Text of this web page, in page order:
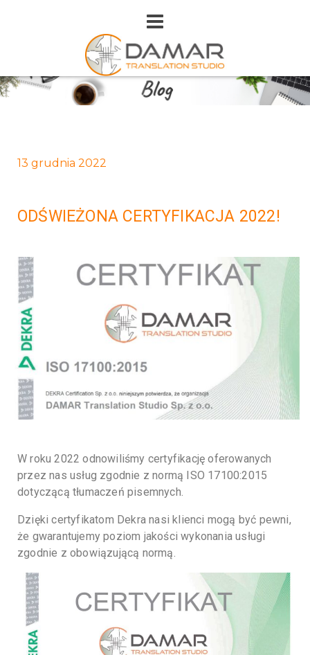
13 grudnia 2022
ODŚWIEŻONA CERTYFIKACJA 2022!
W roku 2022 odnowiliśmy certyfikację oferowanych
przez nas usług zgodnie z normą ISO 17100:2015
dotyczącą tłumaczeń pisemnych.
Dzięki certyfikatom Dekra nasi klienci mogą być pewni,
że gwarantujemy poziom jakości wykonania usługi
zgodnie z obowiązującą normą.